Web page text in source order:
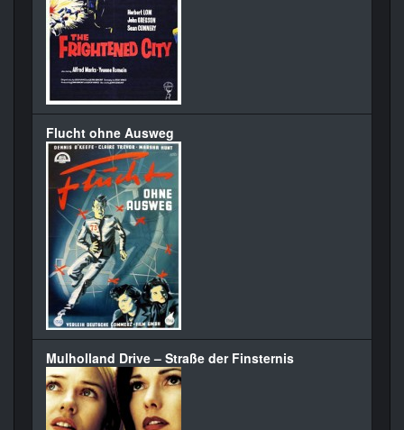
Flucht ohne Ausweg
Mulholland Drive – Straße der Finsternis